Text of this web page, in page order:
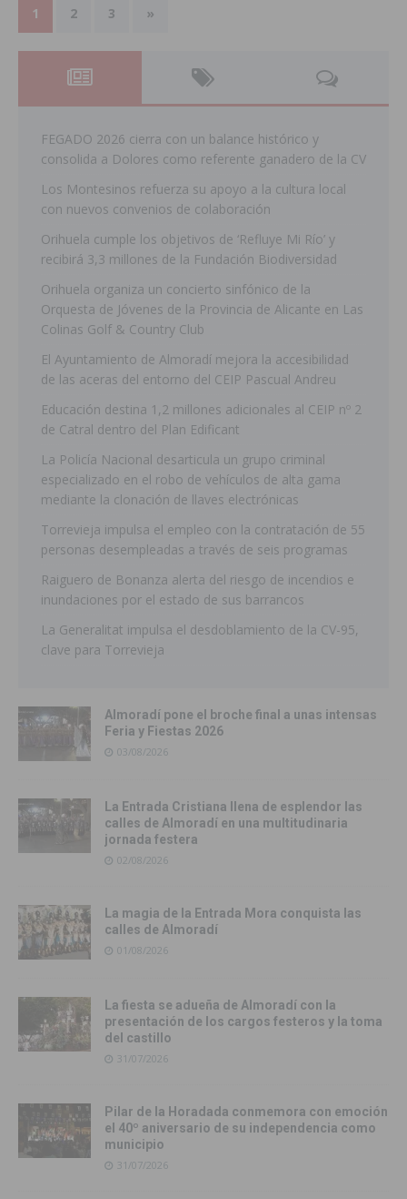
1 2 3 »
FEGADO 2026 cierra con un balance histórico y
consolida a Dolores como referente ganadero de la CV
Los Montesinos refuerza su apoyo a la cultura local
con nuevos convenios de colaboración
Orihuela cumple los objetivos de ‘Refluye Mi Río’ y
recibirá 3,3 millones de la Fundación Biodiversidad
Orihuela organiza un concierto sinfónico de la
Orquesta de Jóvenes de la Provincia de Alicante en Las
Colinas Golf & Country Club
El Ayuntamiento de Almoradí mejora la accesibilidad
de las aceras del entorno del CEIP Pascual Andreu
Educación destina 1,2 millones adicionales al CEIP nº 2
de Catral dentro del Plan Edificant
La Policía Nacional desarticula un grupo criminal
especializado en el robo de vehículos de alta gama
mediante la clonación de llaves electrónicas
Torrevieja impulsa el empleo con la contratación de 55
personas desempleadas a través de seis programas
Raiguero de Bonanza alerta del riesgo de incendios e
inundaciones por el estado de sus barrancos
La Generalitat impulsa el desdoblamiento de la CV-95,
clave para Torrevieja
Almoradí pone el broche final a unas intensas
Feria y Fiestas 2026
03/08/2026
La Entrada Cristiana llena de esplendor las
calles de Almoradí en una multitudinaria
jornada festera
02/08/2026
La magia de la Entrada Mora conquista las
calles de Almoradí
01/08/2026
La fiesta se adueña de Almoradí con la
presentación de los cargos festeros y la toma
del castillo
31/07/2026
Pilar de la Horadada conmemora con emoción
el 40º aniversario de su independencia como
municipio
31/07/2026